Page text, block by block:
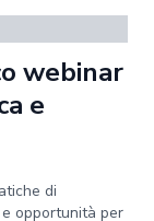
webinar
e
di
opportunità per